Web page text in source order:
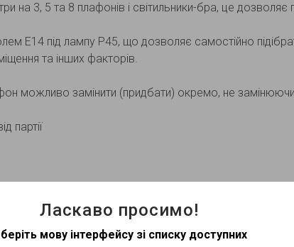
на 3, 5 та 8 плафонів і світильники-бра, це
Е14 під лампу Р45, що дозволяє самостійно
та інших факторів.
можливо замінити (придбати) окремо, не
партії
Ласкаво просимо!
мову інтерфейсу зі списку доступних